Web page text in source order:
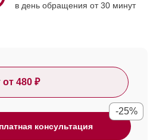
в день обращения от 30 минут
от 480 ₽
консультация
-25%